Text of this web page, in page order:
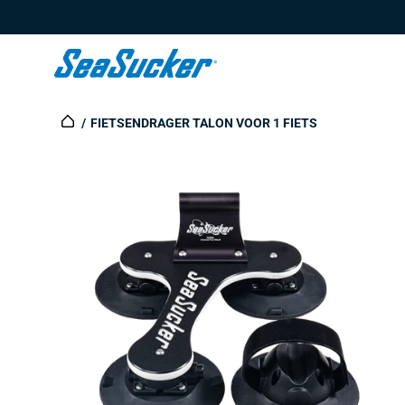
FIETSENDRAGER TALON VOOR 1 FIETS